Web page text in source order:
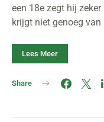
een 18e zegt hij
krijgt niet genoeg van
Lees Meer
Share